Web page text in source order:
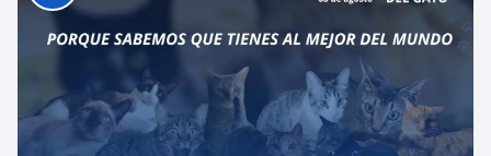
Luz verde definitiva al vial de acceso para
el CEIP Párroco Don Camilo